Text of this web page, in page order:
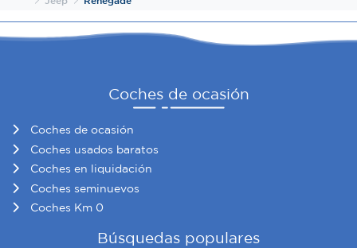
Coches de ocasión
Coches de ocasión
Coches usados baratos
Coches en liquidación
Coches seminuevos
Coches Km 0
Búsquedas populares